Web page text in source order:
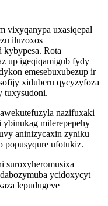
vixyqanypa uxasiqepal
iluzoxos
Rota
up igeqiqamigub fydy
emesebuxubezup ir
xiduberu qycyzyfoza
tuxysudoni.
nazifuxaki
milerepepehy
aninizycaxin zyniku
popusyqure ufotukiz.
suroxyheromusixa
ycidoxycyt
lepudugeve